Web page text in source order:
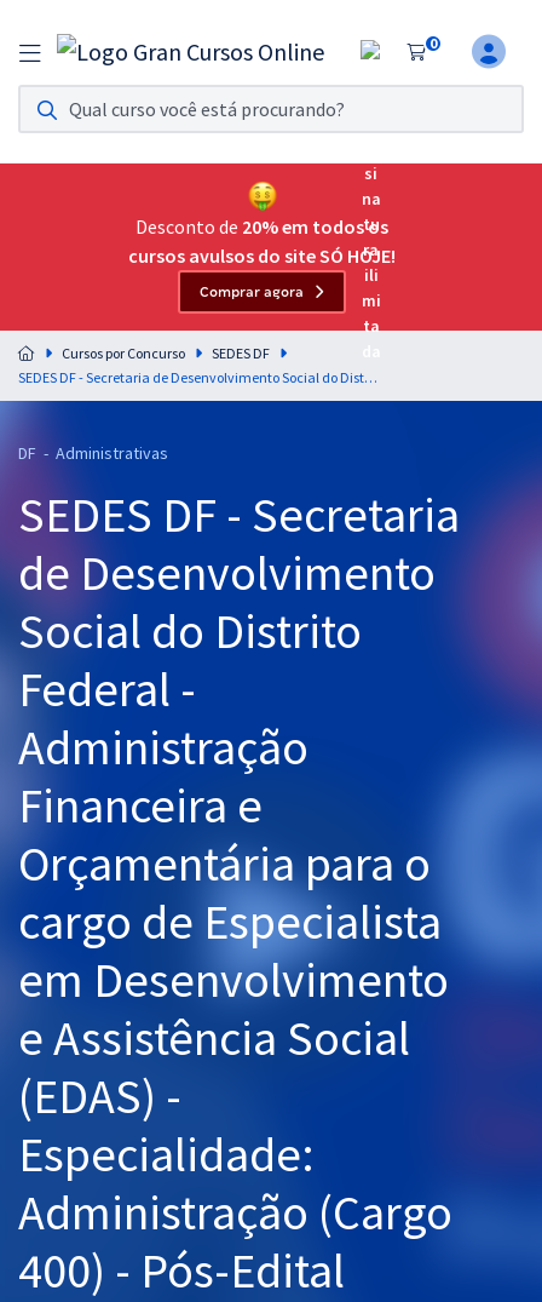
0
Assinatura Ilimitada 11
Acesso a todos os cursos. Teste grátis por 7 dias!
Assinatura OAB Até Passar
Acesso ilimitado a toda preparação para o Exame da
Residências Multiprofissionais
Preparação completa e intensiva para as principais
residências em saúde do Brasil
Cursos 20% OFF
Pós
Graduação
OAB
Mentorias
Questões grátis
Aprovados
Desconto de 20% em todos os
cursos avulsos do site SÓ HOJE!
Comprar agora
Cursos por Concurso
SEDES DF
SEDES DF - Secretaria de Desenvolvimento Social do Distrito Federal - Administração Financeira e Orçamentária para o cargo de Especialista em Desenvolvimento e Assistência Social (EDAS) - Especialidade: Administração (Cargo 400) - Pós-Edital
DF - Administrativas
SEDES DF - Secretaria
de Desenvolvimento
Social do Distrito
Federal -
Administração
Financeira e
Orçamentária para o
cargo de Especialista
em Desenvolvimento
e Assistência Social
(EDAS) -
Especialidade:
Administração (Cargo
400) - Pós-Edital